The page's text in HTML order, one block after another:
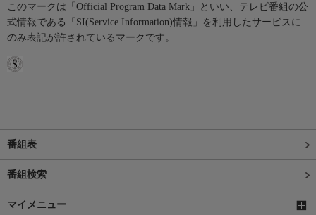
このマークは「Official Program Data Mark」といい、テレビ番組の公
式情報である「SI(Service Information)情報」を利用したサービスに
のみ表記が許されているマークです。
番組表
番組検索
マイメニュー